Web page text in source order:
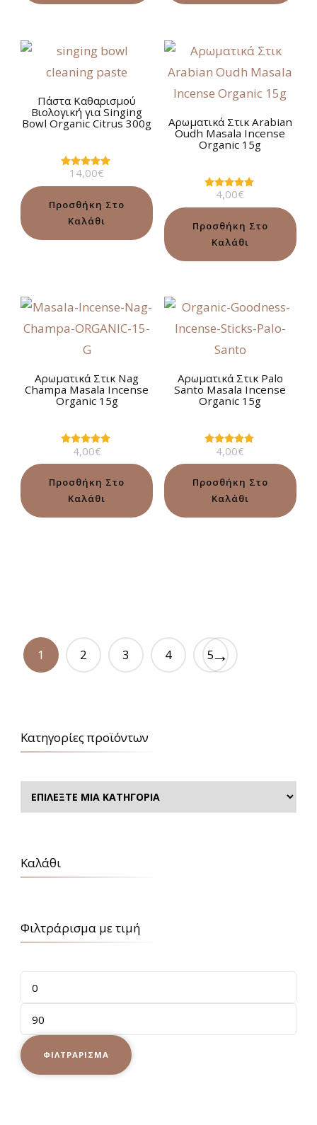
Πάστα Καθαρισμού
Βιολογική για Singing
Bowl Organic Citrus 300g
Βαθμολογήθηκε
από 5
14,00€
Προσθήκη Στο
Καλάθι
Αρωματικά Στικ Arabian
Oudh Masala Incense
Organic 15g
Βαθμολογήθηκε
από 5
4,00€
Προσθήκη Στο
Καλάθι
Αρωματικά Στικ Nag
Champa Masala Incense
Organic 15g
Βαθμολογήθηκε
από 5
4,00€
Προσθήκη Στο
Καλάθι
Αρωματικά Στικ Palo
Santo Masala Incense
Organic 15g
Βαθμολογήθηκε
από 5
4,00€
Προσθήκη Στο
Καλάθι
1 2 3 4 5→
Κατηγορίες προϊόντων
Καλάθι
Φιλτράρισμα με τιμή
Ελάχιστη
τιμή
Μέγιστη
τιμή
ΦΙΛΤΡΆΡΙΣΜΑ